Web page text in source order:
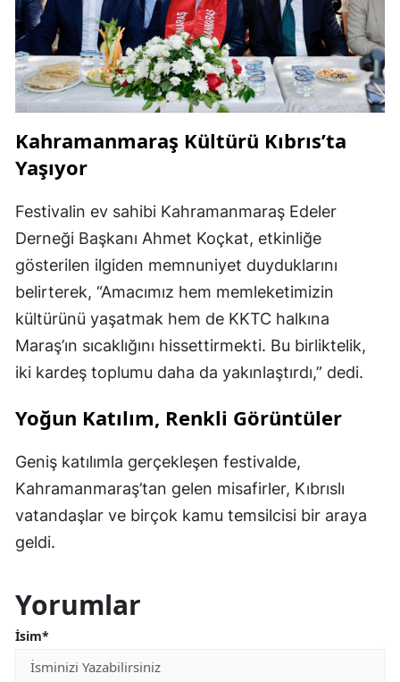
Kahramanmaraş Kültürü Kıbrıs’ta
Yaşıyor
Festivalin ev sahibi Kahramanmaraş Edeler
Derneği Başkanı Ahmet Koçkat, etkinliğe
gösterilen ilgiden memnuniyet duyduklarını
belirterek, “Amacımız hem memleketimizin
kültürünü yaşatmak hem de KKTC halkına
Maraş’ın sıcaklığını hissettirmekti. Bu birliktelik,
iki kardeş toplumu daha da yakınlaştırdı,” dedi.
Yoğun Katılım, Renkli Görüntüler
Geniş katılımla gerçekleşen festivalde,
Kahramanmaraş’tan gelen misafirler, Kıbrıslı
vatandaşlar ve birçok kamu temsilcisi bir araya
geldi.
Yorumlar
İsim*